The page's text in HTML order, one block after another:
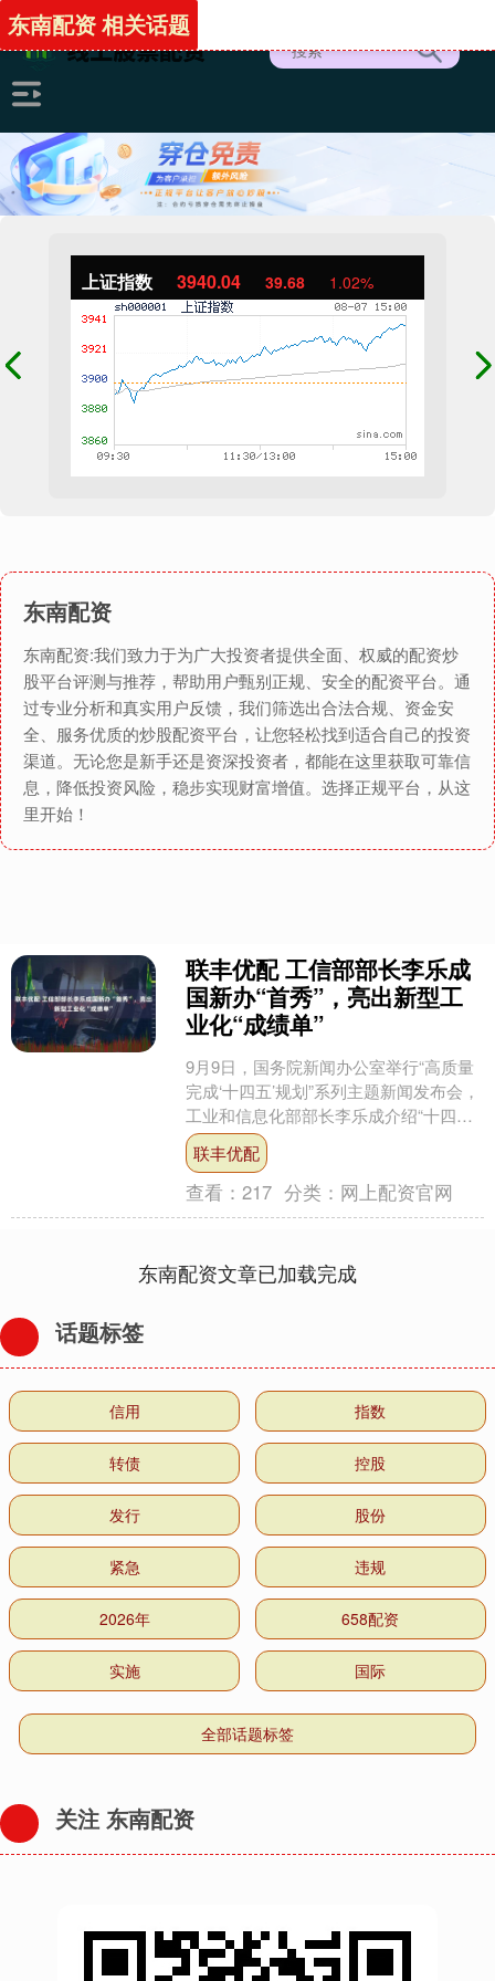
上证指数 3940.04 39.68 1.02%
东南配资
东南配资:我们致力于为广大投资者提供全面、权威的配资炒
股平台评测与推荐，帮助用户甄别正规、安全的配资平台。通
过专业分析和真实用户反馈，我们筛选出合法合规、资金安
全、服务优质的炒股配资平台，让您轻松找到适合自己的投资
渠道。无论您是新手还是资深投资者，都能在这里获取可靠信
息，降低投资风险，稳步实现财富增值。选择正规平台，从这
里开始！
东南配资 相关话题
联丰优配 工信部部长李乐成
国新办“首秀”，亮出新型工
业化“成绩单”
9月9日，国务院新闻办公室举行“高质量
完成‘十四五’规划”系列主题新闻发布会，
工业和信息化部部长李乐成介绍“十四
五”时期大力推进新型工业化，巩固壮大
实体经济根基....
联丰优配
查看：217 分类： 网上配资官网
东南配资文章已加载完成
话题标签
信用 指数
转债 控股
发行 股份
紧急 违规
2026年 658配资
实施 国际
全部话题标签
关注 东南配资